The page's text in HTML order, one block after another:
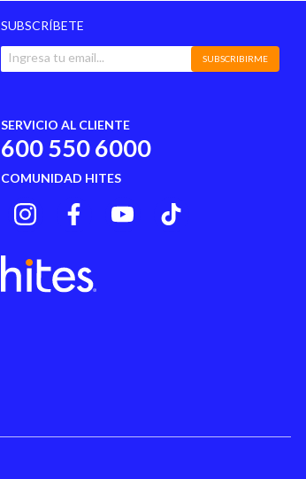
SUBSCRÍBETE
SUBSCRIBIRME
SERVICIO AL CLIENTE
600 550 6000
COMUNIDAD HITES